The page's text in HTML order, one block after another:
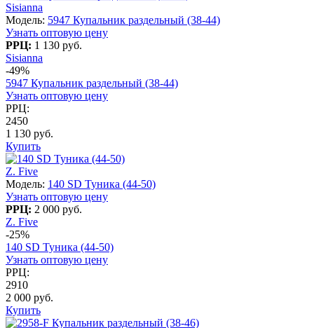
Sisianna
Модель: 5947 Купальник раздельный (38-44)
Узнать оптовую цену
РРЦ: 1 130 руб.
Sisianna
-49%
5947 Купальник раздельный (38-44)
Узнать оптовую цену
РРЦ:
2450
1 130 руб.
Купить
Z. Five
Модель: 140 SD Туника (44-50)
Узнать оптовую цену
РРЦ: 2 000 руб.
Z. Five
-25%
140 SD Туника (44-50)
Узнать оптовую цену
РРЦ:
2910
2 000 руб.
Купить